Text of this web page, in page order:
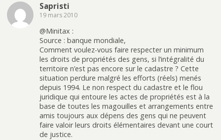
Sapristi
19 mars 2010
@Minitax :
Source : banque mondiale,
Comment voulez-vous faire respecter un minimum
les droits de propriétés des gens, si l’intégralité du
territoire n’est pas encore sur le cadastre ? Cette
situation perdure malgré les efforts (réels) menés
depuis 1994. Le non respect du cadastre et le flou
juridique qui entoure les actes de propriétés est à la
base de toutes les magouilles et arrangements entre
amis toujours aux dépens des gens qui ne peuvent
faire valoir leurs droits élémentaires devant une court
de justice.